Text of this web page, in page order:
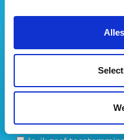
Mogen wij jouw